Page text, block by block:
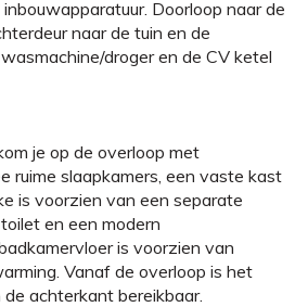
Doorloop naar de
naar de tuin en de
droger en de CV ketel
je op de overloop met
ruime slaapkamers, een vaste kast
is voorzien van een separate
en een modern
is voorzien van
Vanaf de overloop is het
achterkant bereikbaar.